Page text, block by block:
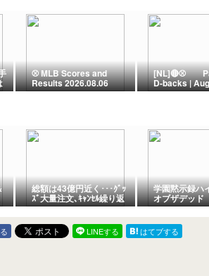
⚾️ MLB Scores and
Results 2026.08.06
[NL]🔴⚾
D-backs |
2026 |
Inning
Sink Padres
総額は43億円近く･･･ｸﾞｯ
ｽﾞ大量注文､ｷｬﾝｾﾙ繰り返
した女性逮捕
学園黙示録ハ
オブザデッド
エログロアニ
どこで見れる
LINEする
はてブする